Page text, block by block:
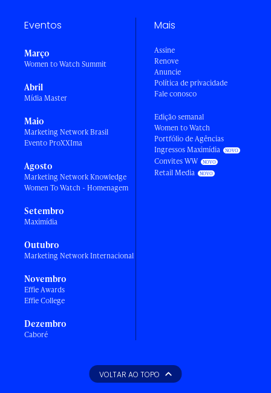
Eventos
Março
Women to Watch Summit
Abril
Mídia Master
Maio
Marketing Network Brasil
Evento ProXXIma
Agosto
Marketing Network Knowledge
Women To Watch - Homenagem
Setembro
Maximídia
Outubro
Marketing Network Internacional
Novembro
Effie Awards
Effie College
Dezembro
Caboré
Mais
Assine
Renove
Anuncie
Política de privacidade
Fale conosco
Edição semanal
Women to Watch
Portfólio de Agências
Ingressos Maximídia
Convites WW
Retail Media
VOLTAR AO TOPO